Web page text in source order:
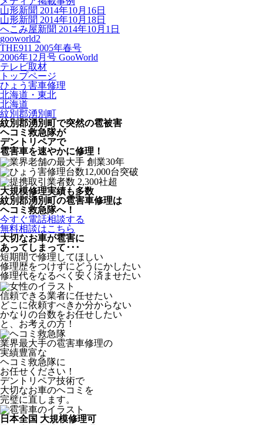
山形新聞 2014年10月16日
山形新聞 2014年10月18日
へこみ屋新聞 2014年10月1日
gooworld2
THE911 2005年春号
2006年12月号 GooWorld
テレビ取材
トップページ
ひょう害車修理
北海道・東北
北海道
紋別郡湧別町
紋別郡湧別町で突然の雹被害
ヘコミ救急隊が
デントリペアで
雹害車を速やかに修理！
大規模修理実績も多数
紋別郡湧別町の雹害車修理は
ヘコミ救急隊へ！
今すぐ電話相談する
無料相談はこちら
大切なお車が雹害に
あってしまって･･･
短期間で修理してほしい
修理歴をつけずにどうにかしたい
修理代をなるべく安く済ませたい
信頼できる業者に任せたい
どこに依頼すべきか分からない
かなりの台数をお任せしたい
と、お考えの方！
業界最大手の雹害車修理の
実績豊富な
ヘコミ救急隊に
お任せください！
デントリペア技術で
大切なお車のヘコミを
完璧に直します。
日本全国 大規模修理可